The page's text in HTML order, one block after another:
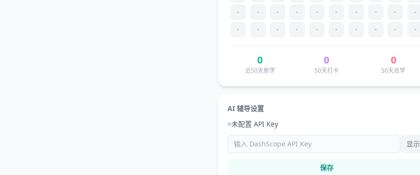
- - - - - - - - - -
- - - - - - - - - -
0
近50天新学
0
50天打卡
0
50天总学
AI 辅导设置
未配置 API Key
显示
保存